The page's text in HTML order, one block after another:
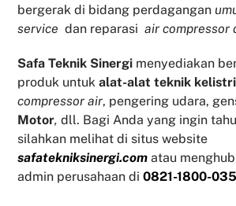
bergerak di bidang perdagangan
service dan reparasiair compressor
Safa Teknik Sinergi menyediakan
produk untukalat-alat teknik
compressor air, pengering udara,
Motor, dll. Bagi Anda yang ingin
silahkan melihat di situs website
safatekniksinergi.com atau
admin perusahaan di0821-1800-